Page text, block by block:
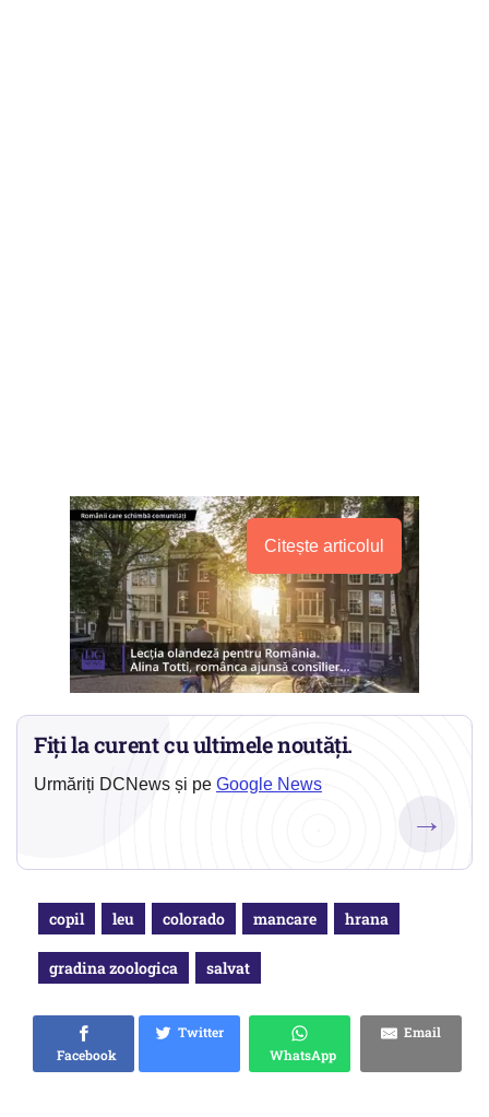
Citește articolul
Fiți la curent cu ultimele noutăți.
Urmăriți DCNews și pe Google News
→
copil leu colorado mancare hrana
gradina zoologica salvat
Facebook
Twitter
WhatsApp
Email